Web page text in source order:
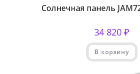
Солнечная панель
34 820 ₽
В корзину